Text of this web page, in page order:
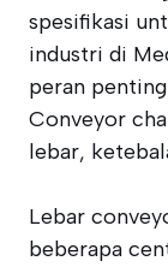
spesifikasi
industri di
peran
Conveyor
lebar,
Lebar
beberapa